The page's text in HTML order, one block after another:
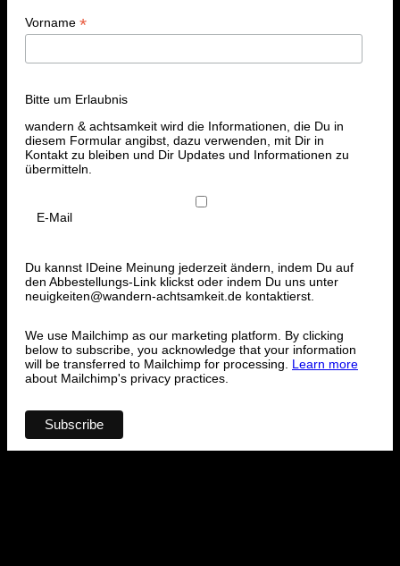
Vorname *
Bitte um Erlaubnis
wandern & achtsamkeit wird die Informationen, die Du in
diesem Formular angibst, dazu verwenden, mit Dir in
Kontakt zu bleiben und Dir Updates und Informationen zu
übermitteln.
E-Mail
Du kannst IDeine Meinung jederzeit ändern, indem Du auf
den Abbestellungs-Link klickst oder indem Du uns unter
neuigkeiten@wandern-achtsamkeit.de kontaktierst.
We use Mailchimp as our marketing platform. By clicking
below to subscribe, you acknowledge that your information
will be transferred to Mailchimp for processing. Learn more
about Mailchimp's privacy practices.